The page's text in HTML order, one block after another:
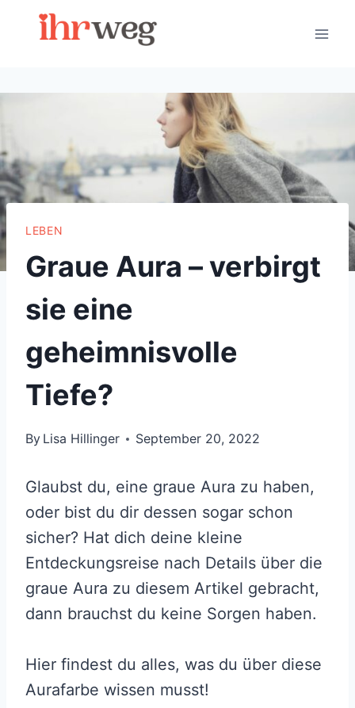
LEBEN
Graue Aura – verbirgt
sie eine
geheimnisvolle
Tiefe?
By Lisa Hillinger September 20, 2022
Glaubst du, eine graue Aura zu haben,
oder bist du dir dessen sogar schon
sicher? Hat dich deine kleine
Entdeckungsreise nach Details über die
graue Aura zu diesem Artikel gebracht,
dann brauchst du keine Sorgen haben.
Hier findest du alles, was du über diese
Aurafarbe wissen musst!